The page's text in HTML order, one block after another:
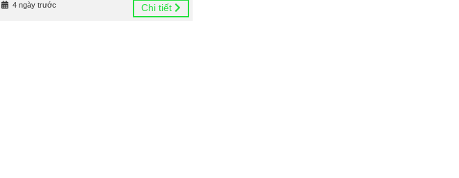
4 ngày trước Chi tiết